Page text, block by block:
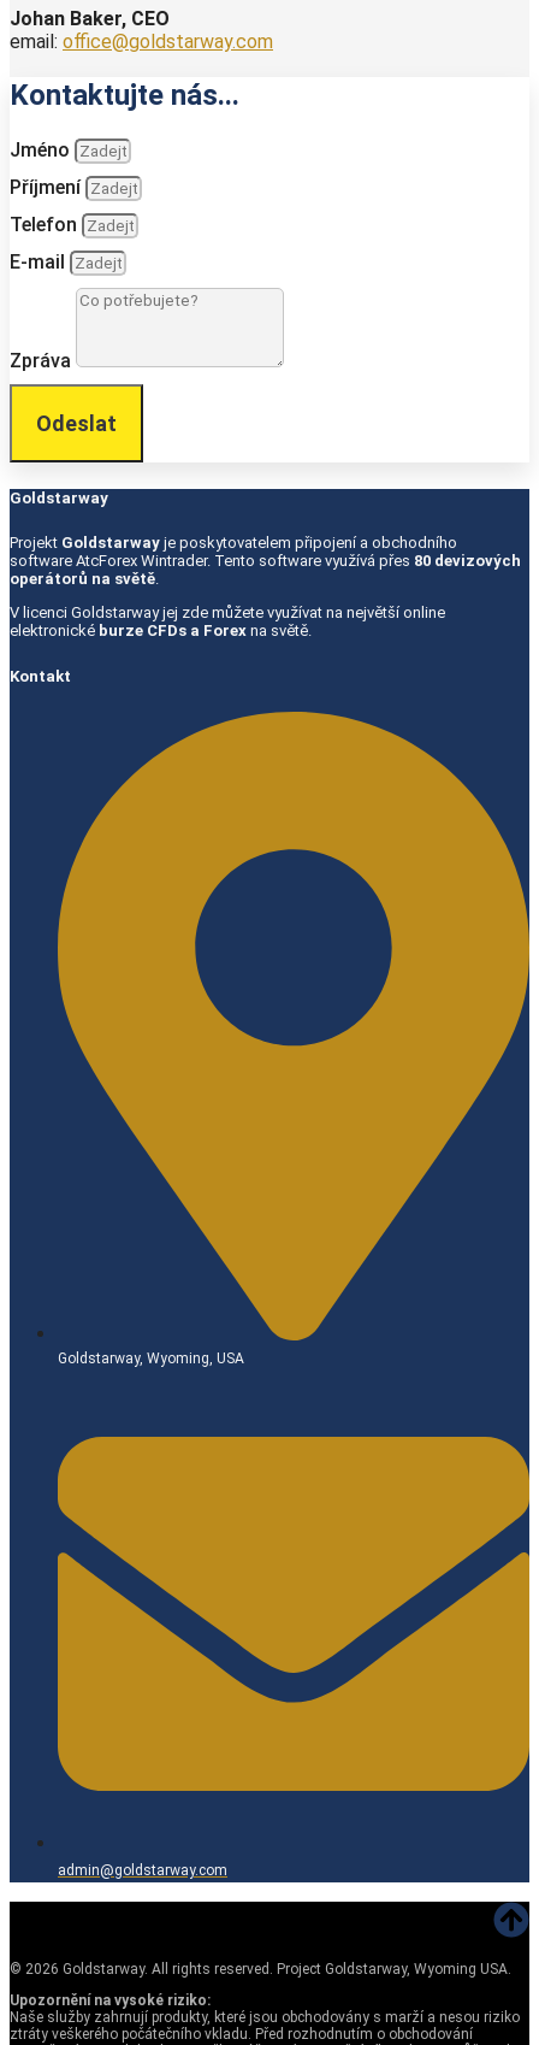
Johan Baker, CEO
email: office@goldstarway.com
Kontaktujte nás...
Jméno
Příjmení
Telefon
E-mail
Zpráva
Odeslat
Goldstarway
Projekt Goldstarway je poskytovatelem připojení a obchodního
software AtcForex Wintrader. Tento software využívá přes 80 devizových
operátorů na světě.
V licenci Goldstarway jej zde můžete využívat na největší online
elektronické burze CFDs a Forex na světě.
Kontakt
Goldstarway, Wyoming, USA
admin@goldstarway.com
© 2026 Goldstarway. All rights reserved. Project Goldstarway, Wyoming USA.
Upozornění na vysoké riziko:
Naše služby zahrnují produkty, které jsou obchodovány s marží a nesou riziko
ztráty veškerého počátečního vkladu. Před rozhodnutím o obchodování